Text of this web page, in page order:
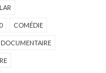
COMÉDIE
DOCUMENTAIRE